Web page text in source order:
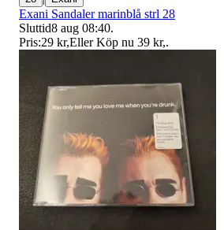
Exani Sandaler marinblå strl 28
Sluttid8 aug 08:40.
Pris:29 kr,Eller Köp nu 39 kr,.